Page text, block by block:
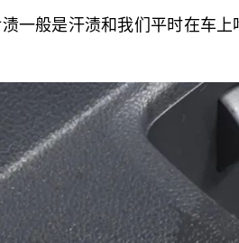
一般是汗渍和我们平时在车